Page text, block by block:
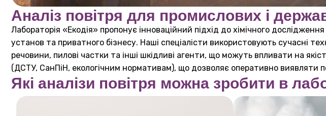
Аналіз повітря для промислових і
Лабораторія «Екодія» пропонує інноваційний підхід до хімічного
установ та приватного бізнесу. Наші спеціалісти використовують сучасні
речовини, пилові частки та інші шкідливі агенти, що можуть впливати на
(ДСТУ, СанПіН, екологічним нормативам), що дозволяє оперативно виявляти
Які аналізи повітря можна зробити в